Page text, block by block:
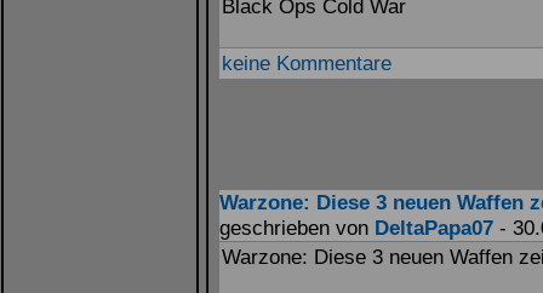
Black Ops Cold War
keine Kommentare
Warzone: Diese 3 neuen Waffen
geschrieben von DeltaPapa07-
Warzone: Diese 3 neuen Waffen